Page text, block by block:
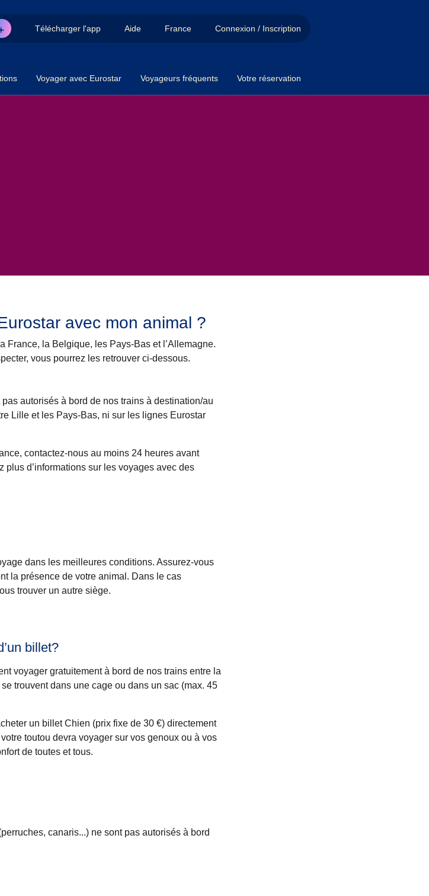
Télécharger l'app Aide France Connexion / Inscription
Voyager avec Eurostar Voyageurs fréquents Votre réservation
avec mon animal ?
France, la Belgique, les Pays-Bas et l’Allemagne.
vous pourrez les retrouver ci-dessous.
autorisés à bord de nos trains à destination/au
Lille et les Pays-Bas, ni sur les lignes Eurostar
contactez-nous au moins 24 heures avant
plus d’informations sur les voyages avec des
dans les meilleures conditions. Assurez-vous
la présence de votre animal. Dans le cas
trouver un autre siège.
billet?
voyager gratuitement à bord de nos trains entre la
trouvent dans une cage ou dans un sac (max. 45
un billet Chien (prix fixe de 30 €) directement
toutou devra voyager sur vos genoux ou à vos
de toutes et tous.
canaris...) ne sont pas autorisés à bord